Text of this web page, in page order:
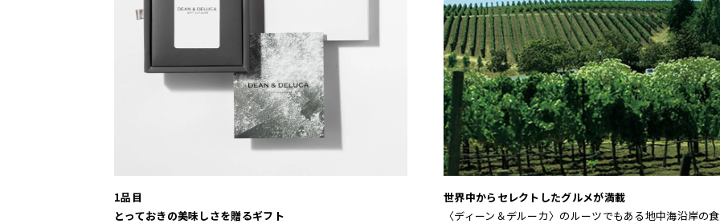
1品目
とっておきの美味しさを贈るギフト
世界中からセレクトしたグルメが満載
〈ディーン＆デルーカ〉のルーツでもある地中海沿岸の